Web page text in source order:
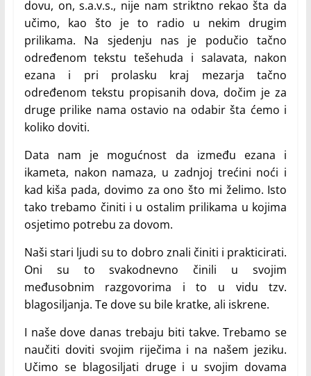
dovu, on, s.a.v.s., nije nam striktno rekao šta da
učimo, kao što je to radio u nekim drugim
prilikama. Na sjedenju nas je podučio tačno
određenom tekstu tešehuda i salavata, nakon
ezana i pri prolasku kraj mezarja tačno
određenom tekstu propisanih dova, dočim je za
druge prilike nama ostavio na odabir šta ćemo i
koliko doviti.
Data nam je mogućnost da između ezana i
ikameta, nakon namaza, u zadnjoj trećini noći i
kad kiša pada, dovimo za ono što mi želimo. Isto
tako trebamo činiti i u ostalim prilikama u kojima
osjetimo potrebu za dovom.
Naši stari ljudi su to dobro znali činiti i prakticirati.
Oni su to svakodnevno činili u svojim
međusobnim razgovorima i to u vidu tzv.
blagosiljanja. Te dove su bile kratke, ali iskrene.
I naše dove danas trebaju biti takve. Trebamo se
naučiti doviti svojim riječima i na našem jeziku.
Učimo se blagosiljati druge i u svojim dovama